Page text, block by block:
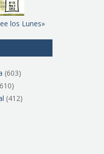
los Lunes»
(603)
(412)